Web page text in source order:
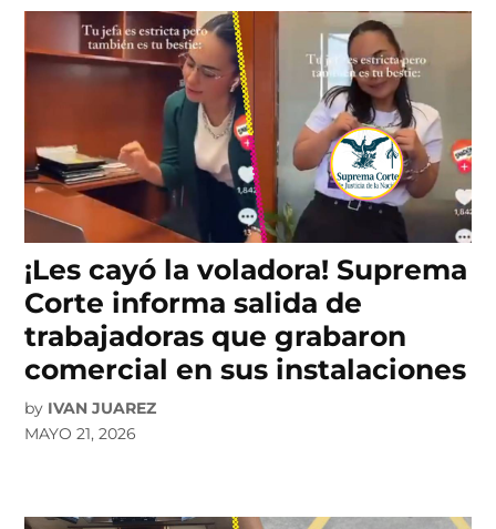
¡Les cayó la voladora! Suprema
Corte informa salida de
trabajadoras que grabaron
comercial en sus instalaciones
by IVAN JUAREZ
MAYO 21, 2026